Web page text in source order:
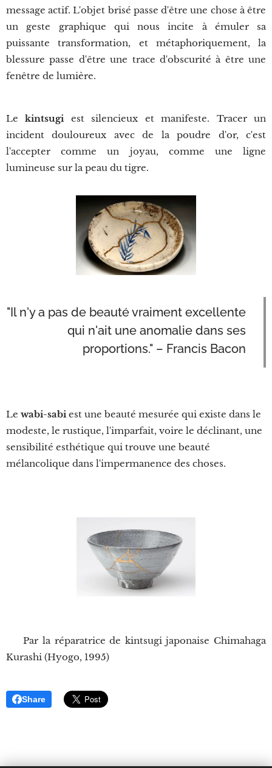
message actif. L'objet brisé passe d'être une chose à être
un geste graphique qui nous incite à émuler sa
puissante transformation, et métaphoriquement, la
blessure passe d'être une trace d'obscurité à être une
fenêtre de lumière.
Lekintsugi est silencieux et manifeste. Tracer un
incident douloureux avec de la poudre d'or, c'est
l'accepter comme un joyau, comme une ligne
lumineuse sur la peau du tigre.
"Il n'y a pas de beauté vraiment excellente
qui n'ait une anomalie dans ses
proportions." – Francis Bacon
Le wabi-sabiest une beauté mesurée qui existe dans le
modeste, le rustique, l'imparfait, voire le déclinant, une
sensibilité esthétique qui trouve une beauté
mélancolique dans l'impermanence des choses.
📷 Par la réparatrice de kintsugi japonaise Chimahaga
Kurashi (Hyogo, 1995)
Share